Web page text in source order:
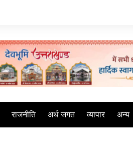
राजनीति अर्थ जगत व्यापार अन्य